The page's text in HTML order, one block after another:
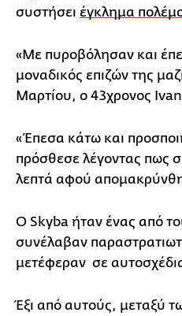
συστήσει έγκλημα
«Με πυροβόλησαν και
μοναδικός επιζών της
Μαρτίου, ο 43χρονος
«Έπεσα κάτω και
πρόσθεσε λέγοντας πως
λεπτά αφού
Ο Skyba ήταν ένας από
συνέλαβαν
μετέφεραν σε
Έξι από αυτούς, μεταξύ